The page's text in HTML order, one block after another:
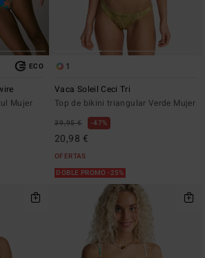
ECO
Mujer
1
Vaca Soleil Ceci Tri
Top de bikini triangular Verde Mujer
39,95 € 47%
20,98 €
OFERTAS
DOBLE PROMO -25%